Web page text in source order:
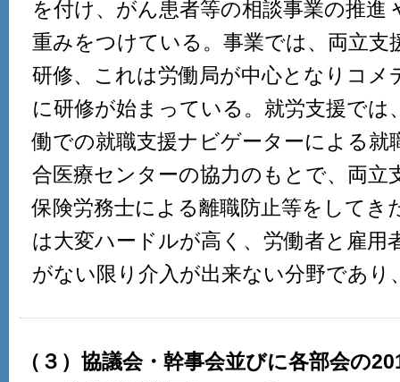
を付け、がん患者等の相談事業の推進
重みをつけている。事業では、両立支
研修、これは労働局が中心となりコメ
に研修が始まっている。就労支援では
働での就職支援ナビゲーターによる就
合医療センターの協力のもとで、両立
保険労務士による離職防止等をしてき
は大変ハードルが高く、労働者と雇用
がない限り介入が出来ない分野であり
（３）協議会・幹事会並びに各部会の